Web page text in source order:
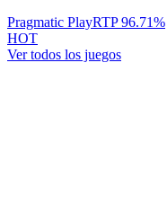
Pragmatic PlayRTP96.71%
HOT
Ver todos los juegos